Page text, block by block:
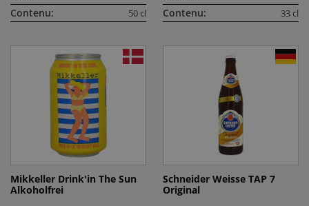
Contenu: 50 cl Contenu: 33 cl
Mikkeller Drink'in The Sun
Alkoholfrei
Schneider Weisse TAP 7
Original